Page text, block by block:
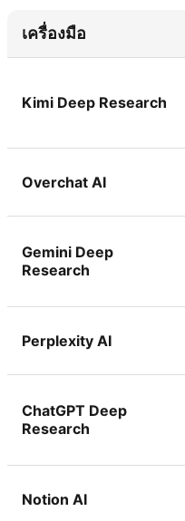
เครื่องมือ
Kimi Deep Research
Overchat AI
Gemini Deep
Research
Perplexity AI
ChatGPT Deep
Research
Notion AI